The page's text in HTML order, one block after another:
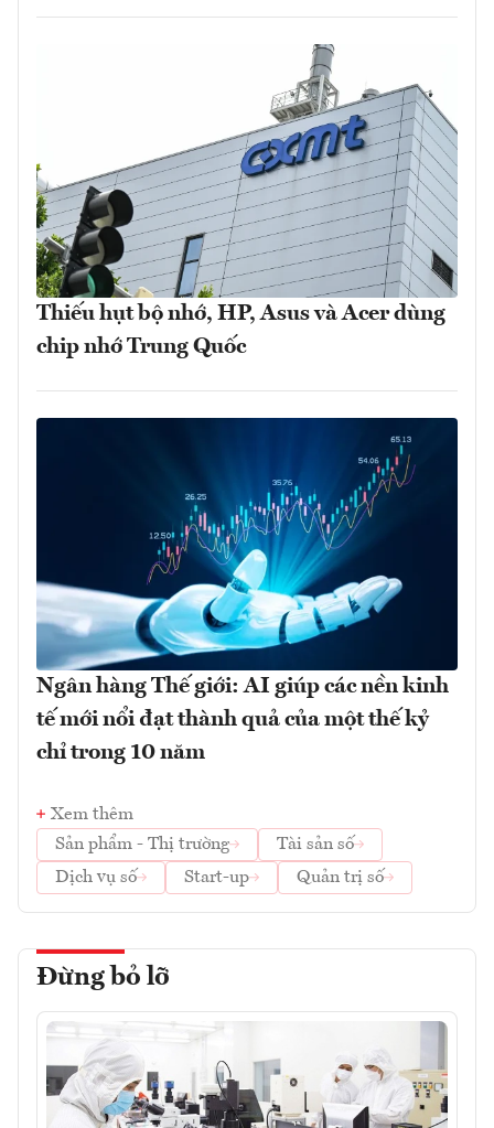
Thiếu hụt bộ nhớ, HP, Asus và Acer dùng
chip nhớ Trung Quốc
Ngân hàng Thế giới: AI giúp các nền kinh
tế mới nổi đạt thành quả của một thế kỷ
chỉ trong 10 năm
Xem thêm
Sản phẩm - Thị trường
Tài sản số
Dịch vụ số
Start-up Quản trị số
Đừng bỏ lỡ